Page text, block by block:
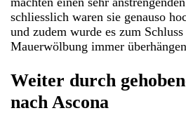
schliesslich waren sie genauso
und zudem wurde es zum
Mauerwölbung immer
Weiter durch
nach Ascona